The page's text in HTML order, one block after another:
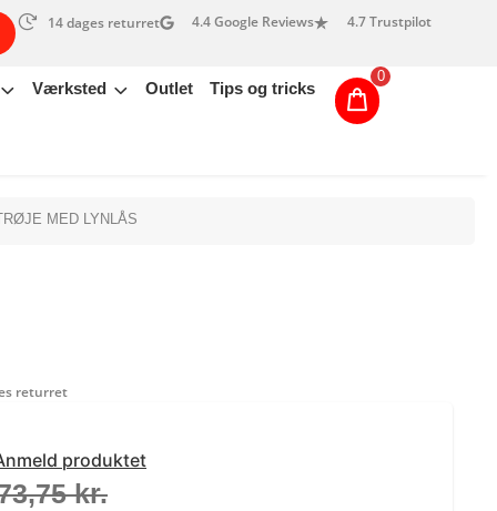
14 dages returret 4.4 Google Reviews 4.7 Trustpilot
Værksted Outlet Tips og tricks
0
MED LYNLÅS
returret
produktet
kr.